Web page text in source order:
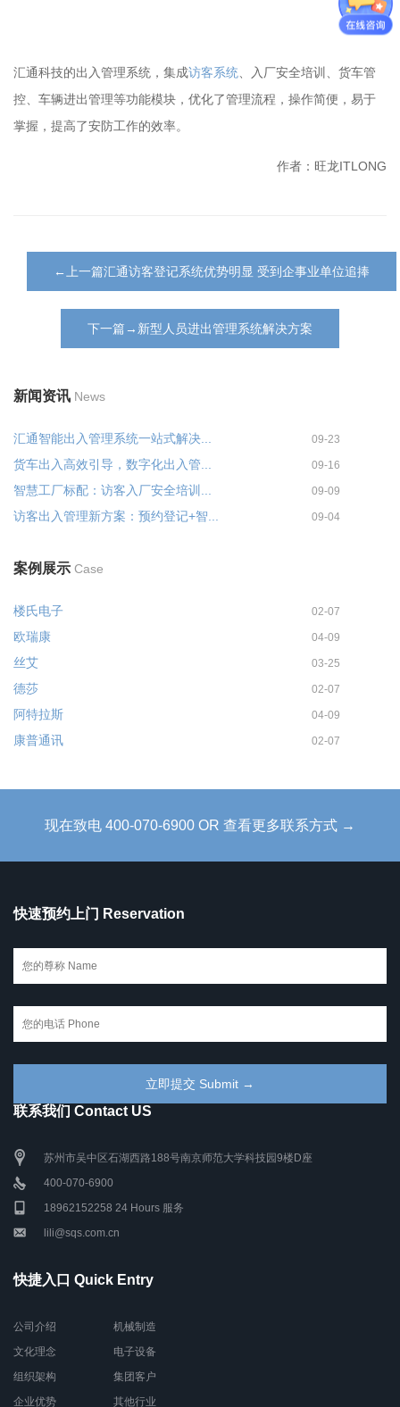
汇通科技的出入管理系统 ，集成访客系统 、入厂安全培训、货车管
控、车辆进出管理等功能模块，优化了管理流程，操作简便，易于
掌握，提高了安防工作的效率。
作者：旺龙ITLONG
←上一篇汇通访客登记系统优势明显 受到企事业单位追捧
下一篇→新型人员进出管理系统解决方案
新闻资讯 News
汇通智能出入管理系统一站式解决... 09-23
货车出入高效引导，数字化出入管... 09-16
智慧工厂标配：访客入厂安全培训... 09-09
访客出入管理新方案：预约登记+智... 09-04
案例展示 Case
楼氏电子 02-07
欧瑞康 04-09
丝艾 03-25
德莎 02-07
阿特拉斯 04-09
康普通讯 02-07
现在致电 400-070-6900 OR 查看更多联系方式 →
快速预约上门 Reservation
联系我们 Contact US
苏州市吴中区石湖西路188号南京师范大学科技园9楼D座
400-070-6900
18962152258 24 Hours 服务
lili@sqs.com.cn
快捷入口 Quick Entry
公司介绍
文化理念
组织架构
企业优势
机械制造
电子设备
集团客户
其他行业